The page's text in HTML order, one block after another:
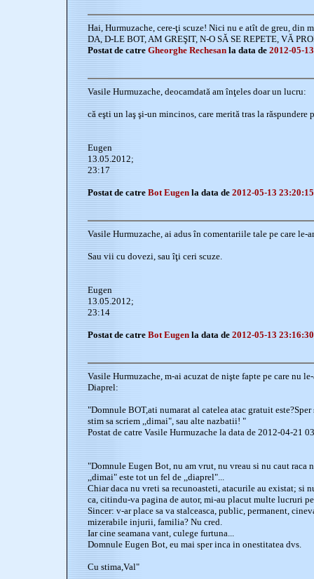
Hai, Hurmuzache, cere-ţi scuze! Nici nu e atît de greu, din
DA, D-LE BOT, AM GREŞIT, N-O SĂ SE REPETE, VĂ
Postat de catre Gheorghe Rechesan la data de 2012-05-
Vasile Hurmuzache, deocamdată am înţeles doar un lucru:
că eşti un laş şi-un mincinos, care merită tras la răspundere
Eugen
13.05.2012;
23:17
Postat de catre Bot Eugen la data de 2012-05-13 23:20:15
Vasile Hurmuzache, ai adus în comentariile tale pe care le-
Sau vii cu dovezi, sau îţi ceri scuze.
Eugen
13.05.2012;
23:14
Postat de catre Bot Eugen la data de 2012-05-13 23:16:30
Vasile Hurmuzache, m-ai acuzat de nişte fapte pe care nu
Diaprel:
"Domnule BOT,ati numarat al catelea atac gratuit
stim sa scriem ,,dimai", sau alte nazbatii! "
Postat de catre Vasile Hurmuzache la data de 2012-04-21
"Domnule Eugen Bot, nu am vrut, nu vreau si nu caut raca
,,dimai" este tot un fel de ,,diaprel"...
Chiar daca nu vreti sa recunoasteti, atacurile au existat; si
ca, citindu-va pagina de autor, mi-au placut multe lucruri
Sincer: v-ar place sa va stalceasca, public, permanent,
mizerabile injurii, familia? Nu cred.
Iar cine seamana vant, culege furtuna...
Domnule Eugen Bot, eu mai sper inca in onestitatea dvs.
Cu stima,Val"